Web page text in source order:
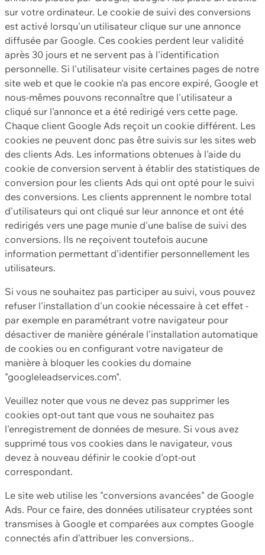
sur votre ordinateur. Le cookie de suivi des conversions
est activé lorsqu'un utilisateur clique sur une annonce
diffusée par Google. Ces cookies perdent leur validité
après 30 jours et ne servent pas à l'identification
personnelle. Si l'utilisateur visite certaines pages de notre
site web et que le cookie n'a pas encore expiré, Google et
nous-mêmes pouvons reconnaître que l'utilisateur a
cliqué sur l'annonce et a été redirigé vers cette page.
Chaque client Google Ads reçoit un cookie différent. Les
cookies ne peuvent donc pas être suivis sur les sites web
des clients Ads. Les informations obtenues à l'aide du
cookie de conversion servent à établir des statistiques de
conversion pour les clients Ads qui ont opté pour le suivi
des conversions. Les clients apprennent le nombre total
d'utilisateurs qui ont cliqué sur leur annonce et ont été
redirigés vers une page munie d'une balise de suivi des
conversions. Ils ne reçoivent toutefois aucune
information permettant d'identifier personnellement les
utilisateurs.
Si vous ne souhaitez pas participer au suivi, vous pouvez
refuser l'installation d'un cookie nécessaire à cet effet -
par exemple en paramétrant votre navigateur pour
désactiver de manière générale l'installation automatique
de cookies ou en configurant votre navigateur de
manière à bloquer les cookies du domaine
"googleleadservices.com".
Veuillez noter que vous ne devez pas supprimer les
cookies opt-out tant que vous ne souhaitez pas
l'enregistrement de données de mesure. Si vous avez
supprimé tous vos cookies dans le navigateur, vous
devez à nouveau définir le cookie d'opt-out
correspondant.
Le site web utilise les "conversions avancées" de Google
Ads. Pour ce faire, des données utilisateur cryptées sont
transmises à Google et comparées aux comptes Google
connectés afin d'attribuer les conversions..